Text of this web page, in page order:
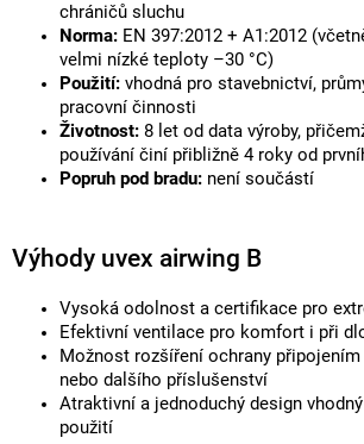
chráničů sluchu
Norma: EN 397:2012 + A1:2012
velmi nízké teploty –30 °C)
Použití: vhodná pro stavebnictví,
pracovní činnosti
Životnost: 8 let od data výroby,
používání činí přibližně 4 roky od
Popruh pod bradu: není součástí
Výhody uvex airwing B
Vysoká odolnost a certifikace pro
Efektivní ventilace pro komfort i při
Možnost rozšíření ochrany
nebo dalšího příslušenství
Atraktivní a jednoduchý design
použití